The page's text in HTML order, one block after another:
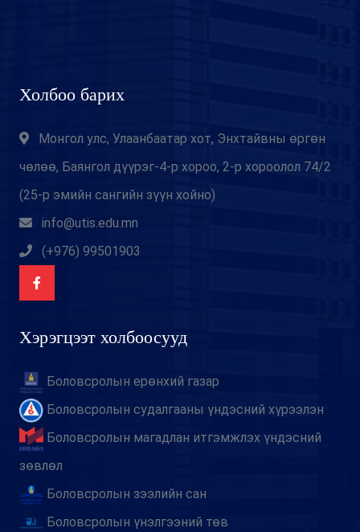
Холбоо барих
Монгол улс, Улаанбаатар хот, Энхтайвны өргөн
чөлөө, Баянгол дүүрэг-4-р хороо, 2-р хороолол 74/2
(25-р эмийн сангийн зүүн хойно)
info@utis.edu.mn
(+976) 99501903
Хэрэгцээт холбоосууд
Боловсролын ерөнхий газар
Боловсролын судалгааны үндэсний хүрээлэн
Боловсролын магадлан итгэмжлэх үндэсний
зөвлөл
Боловсролын зээлийн сан
Боловсролын үнэлгээний төв